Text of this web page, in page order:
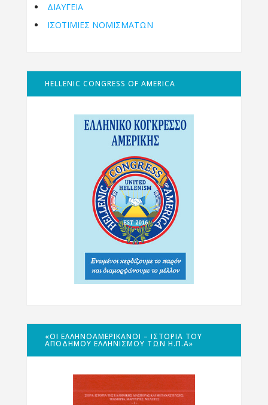
ΔΙΑΥΓΕΙΑ
ΙΣΟΤΙΜΙΕΣ ΝΟΜΙΣΜΑΤΩΝ
HELLENIC CONGRESS OF AMERICA
«ΟΙ ΕΛΛΗΝΟΑΜΕΡΙΚΑΝΟΊ – ΙΣΤΟΡΊΑ ΤΟΥ
ΑΠΌΔΗΜΟΥ ΕΛΛΗΝΙΣΜΟΎ ΤΩΝ Η.Π.Α»